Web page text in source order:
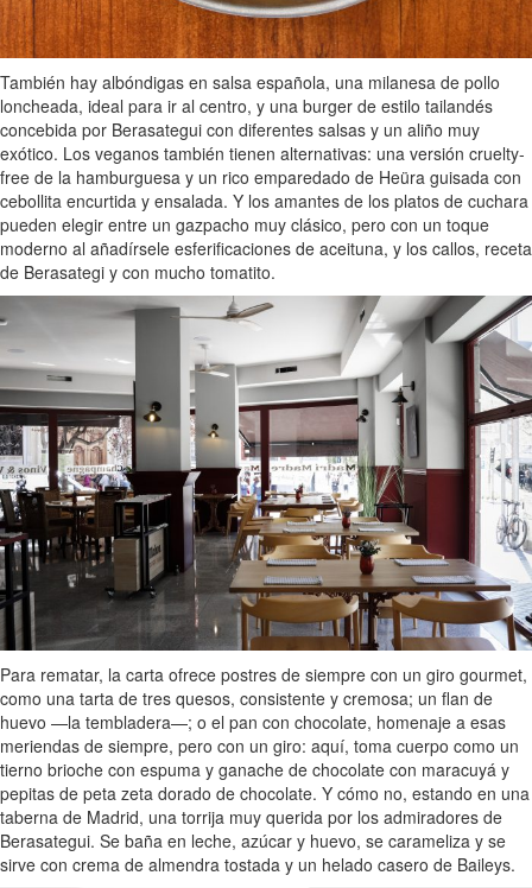
También hay albóndigas en salsa española, una milanesa de pollo
loncheada, ideal para ir al centro, y una burger de estilo tailandés
concebida por Berasategui con diferentes salsas y un aliño muy
exótico. Los veganos también tienen alternativas: una versión cruelty-
free de la hamburguesa y un rico emparedado de Heüra guisada con
cebollita encurtida y ensalada. Y los amantes de los platos de cuchara
pueden elegir entre un gazpacho muy clásico, pero con un toque
moderno al añadírsele esferificaciones de aceituna, y los callos, receta
de Berasategi y con mucho tomatito.
Para rematar, la carta ofrece postres de siempre con un giro gourmet,
como una tarta de tres quesos, consistente y cremosa; un flan de
huevo —la tembladera—; o el pan con chocolate, homenaje a esas
meriendas de siempre, pero con un giro: aquí, toma cuerpo como un
tierno brioche con espuma y ganache de chocolate con maracuyá y
pepitas de peta zeta dorado de chocolate. Y cómo no, estando en una
taberna de Madrid, una torrija muy querida por los admiradores de
Berasategui. Se baña en leche, azúcar y huevo, se carameliza y se
sirve con crema de almendra tostada y un helado casero de Baileys.